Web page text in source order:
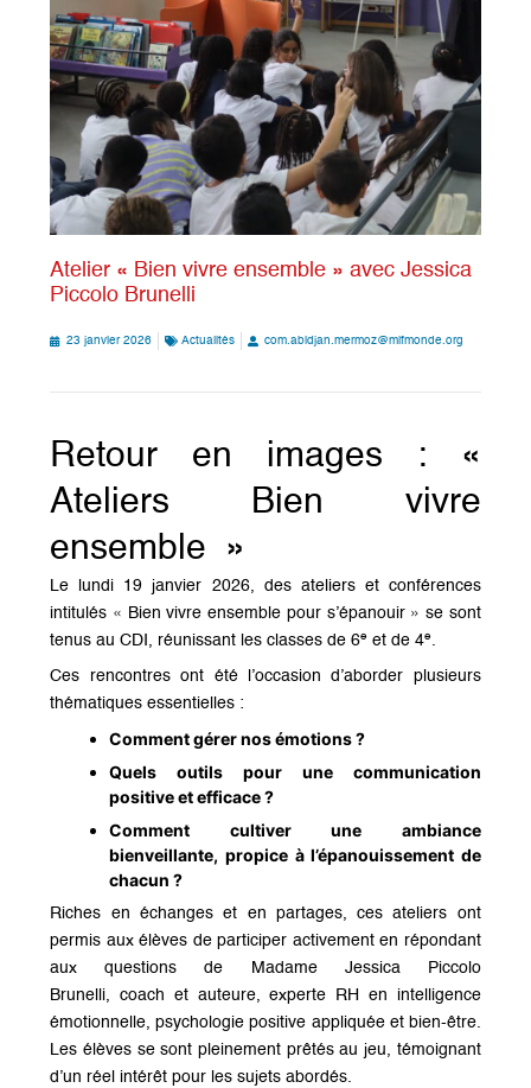
Atelier « Bien vivre ensemble » avec Jessica
Piccolo Brunelli
23 janvier 2026 Actualités com.abidjan.mermoz@mlfmonde.org
Retour en images : «
Ateliers Bien vivre
ensemble »
Le lundi 19 janvier 2026, des ateliers et conférences
intitulés « Bien vivre ensemble pour s’épanouir » se sont
tenus au CDI, réunissant les classes de6ᵉ et de 4ᵉ.
Ces rencontres ont été l’occasion d’aborder plusieurs
thématiques essentielles :
Comment gérer nos émotions ?
Quels outils pour une communication
positive et efficace ?
Comment cultiver une ambiance
bienveillante, propice à l’épanouissement de
chacun ?
Riches en échanges et en partages, ces ateliers ont
permis aux élèves de participer activement en répondant
aux questions de
Madame Jessica Piccolo
Brunelli, coach et auteure, experte RH en intelligence
émotionnelle, psychologie positive appliquée et bien-être.
Les élèves se sont pleinement prêtés au jeu, témoignant
d’un réel intérêt pour les sujets abordés.